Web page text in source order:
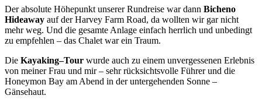
Der absolute Höhepunkt unserer Rundreise war dann Bicheno
Hideaway auf der Harvey Farm Road, da wollten wir gar nicht
mehr weg. Und die gesamte Anlage einfach herrlich und unbedingt
zu empfehlen – das Chalet war ein Traum.
Die Kayaking–Tour wurde auch zu einem unvergessenen Erlebnis
von meiner Frau und mir – sehr rücksichtsvolle Führer und die
Honeymon Bay am Abend in der untergehenden Sonne –
Gänsehaut.